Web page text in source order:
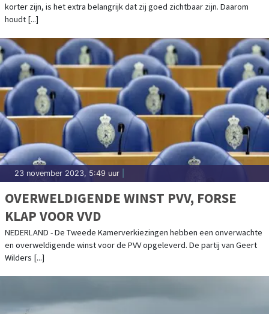
korter zijn, is het extra belangrijk dat zij goed zichtbaar zijn. Daarom
houdt [...]
23 november 2023, 5:49 uur
OVERWELDIGENDE WINST PVV, FORSE
KLAP VOOR VVD
NEDERLAND - De Tweede Kamerverkiezingen hebben een onverwachte
en overweldigende winst voor de PVV opgeleverd. De partij van Geert
Wilders [...]